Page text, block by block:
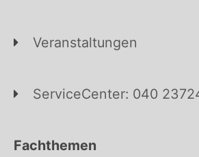
Veranstaltungen
ServiceCenter: 040
Fachthemen